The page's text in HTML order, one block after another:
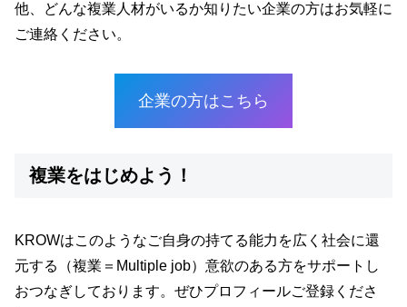
他、どんな複業人材がいるか知りたい企業の方はお気軽に
ご連絡ください。
企業の方はこちら
複業をはじめよう！
KROWはこのようなご自身の持てる能力を広く社会に還
元する（複業＝Multiple job）意欲のある方をサポートし
おつなぎしております。ぜひプロフィールご登録くださ